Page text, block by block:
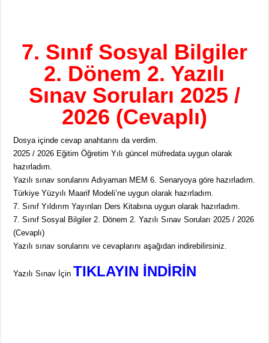
7. Sınıf Sosyal Bilgiler
2. Dönem 2. Yazılı
Sınav Soruları 2025 /
2026 (Cevaplı)
Dosya içinde cevap anahtarını da verdim.
2025 / 2026 Eğitim Öğretim Yılı güncel müfredata uygun olarak
hazırladım.
Yazılı sınav sorularını Adıyaman MEM 6. Senaryoya göre hazırladım.
Türkiye Yüzyılı Maarif Modeli’ne uygun olarak hazırladım.
7. Sınıf Yıldırım Yayınları Ders Kitabına uygun olarak hazırladım.
7. Sınıf Sosyal Bilgiler 2. Dönem 2. Yazılı Sınav Soruları 2025 / 2026
(Cevaplı)
Yazılı sınav sorularını ve cevaplarını aşağıdan indirebilirsiniz.
Yazılı Sınav İçin TIKLAYIN İNDİRİN